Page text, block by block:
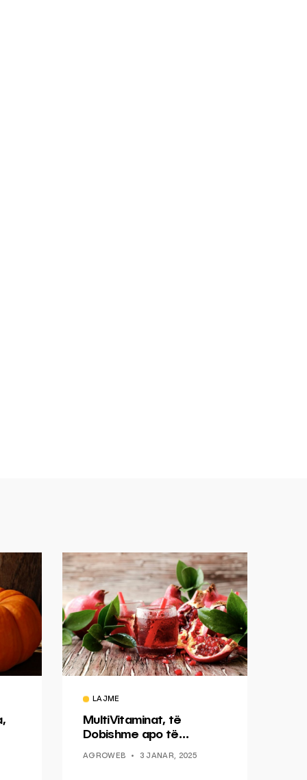
LAJME
MultiVitaminat, të
Dobishme apo të
AGROWEB 3 JANAR, 2025